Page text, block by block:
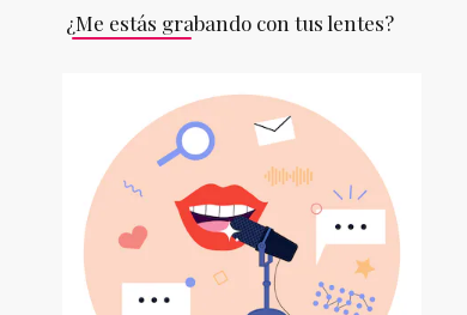
¿Me estás grabando con tus lentes?